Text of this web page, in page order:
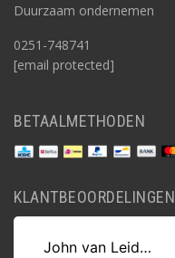
Duurzaam ondernemen
0251-748741
[email protected]
BETAALMETHODEN
KLANTBEOORDELINGEN